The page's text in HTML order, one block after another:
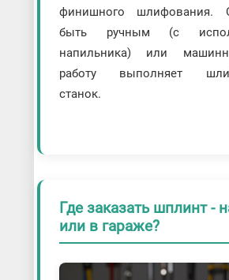
финишного шлифования.
быть ручным (с
напильника) или
работу выполняет
станок.
Где заказать шплинт -
или в гараже?